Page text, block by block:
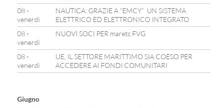
08 -
venerdì
NAUTICA: GRAZIE A “EMCY” UN SISTEMA
ELETTRICO ED ELETTRONICO INTEGRATO
08 -
venerdì
NUOVI SOCI PER maretc FVG
08 -
venerdì
UE, IL SETTORE MARITTIMO SIA COESO PER
ACCEDERE AI FONDI COMUNITARI
Giugno